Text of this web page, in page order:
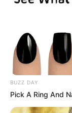
info@groza-
BUZZ DAY
Pick A Ring And